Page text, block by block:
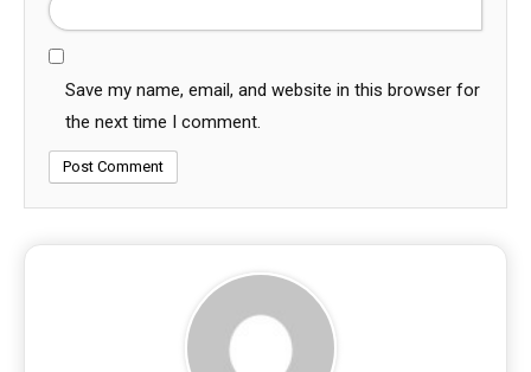
Save my name, email, and website in this browser for
the next time I comment.